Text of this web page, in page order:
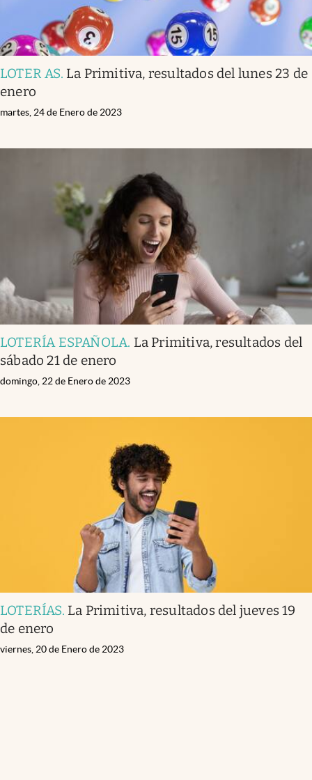
LOTER AS. La Primitiva, resultados del lunes 23 de
enero
martes, 24 de Enero de 2023
LOTERÍA ESPAÑOLA. La Primitiva, resultados del
sábado 21 de enero
domingo, 22 de Enero de 2023
LOTERÍAS. La Primitiva, resultados del jueves 19
de enero
viernes, 20 de Enero de 2023